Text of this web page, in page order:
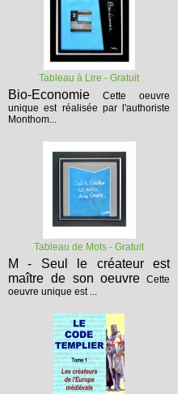
Tableau à Lire - Gratuit
Bio-Economie
Cette oeuvre
unique est réalisée par l'authoriste
Monthom...
Tableau de Mots - Gratuit
M - Seul le créateur est
maître de son oeuvre Cette
oeuvre unique est ...